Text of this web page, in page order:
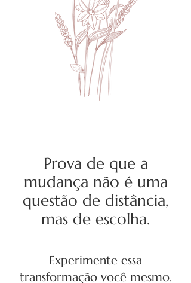
Prova de que a
mudança não é uma
questão de distância,
mas de escolha.
Experimente essa
transformação você mesmo.